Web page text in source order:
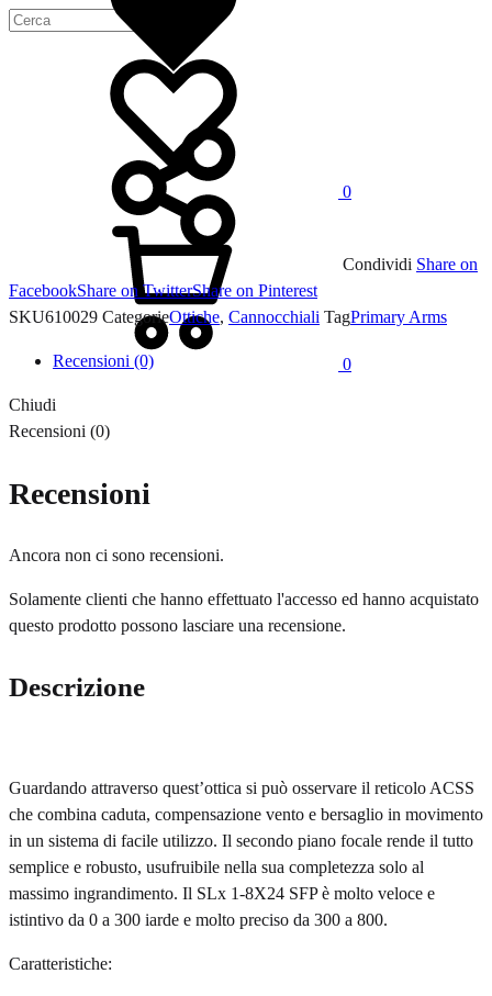
0
0
Condividi Share on
FacebookShare on TwitterShare on Pinterest
SKU610029 CategorieOttiche, Cannocchiali TagPrimary Arms
Recensioni (0)
Chiudi
Recensioni (0)
Recensioni
Ancora non ci sono recensioni.
Solamente clienti che hanno effettuato l'accesso ed hanno acquistato
questo prodotto possono lasciare una recensione.
Descrizione
Guardando attraverso quest’ottica si può osservare il reticolo ACSS
che combina caduta, compensazione vento e bersaglio in movimento
in un sistema di facile utilizzo. Il secondo piano focale rende il tutto
semplice e robusto, usufruibile nella sua completezza solo al
massimo ingrandimento. Il SLx 1-8X24 SFP è molto veloce e
istintivo da 0 a 300 iarde e molto preciso da 300 a 800.
Caratteristiche: